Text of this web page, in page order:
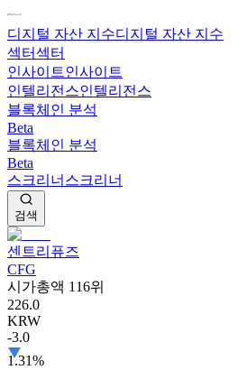
디지털 자산 지수디지털 자산 지수
섹터섹터
인사이트인사이트
인텔리전스인텔리전스
블록체인 분석
Beta
블록체인 분석
Beta
스크리너 스크리너
검색
센트리퓨즈
CFG
시가총액 116위
226.0
KRW
-3.0
1.31%